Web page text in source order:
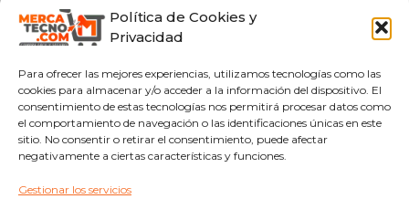
Política de Cookies y
Privacidad
Para ofrecer las mejores experiencias, utilizamos tecnologías como las
cookies para almacenar y/o acceder a la información del dispositivo. El
consentimiento de estas tecnologías nos permitirá procesar datos como
el comportamiento de navegación o las identificaciones únicas en este
sitio. No consentir o retirar el consentimiento, puede afectar
negativamente a ciertas características y funciones.
Gestionar los servicios